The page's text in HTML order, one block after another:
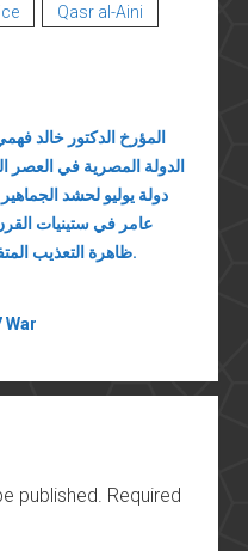
Qasr al-Aini
المؤرخ الدكتور خالد
الدولة المصرية في العصر
دولة يوليو لحشد
ظاهرة التعذيب المتفشية بشكل ممنهج من أجهزة الأمن.
War
published. Required